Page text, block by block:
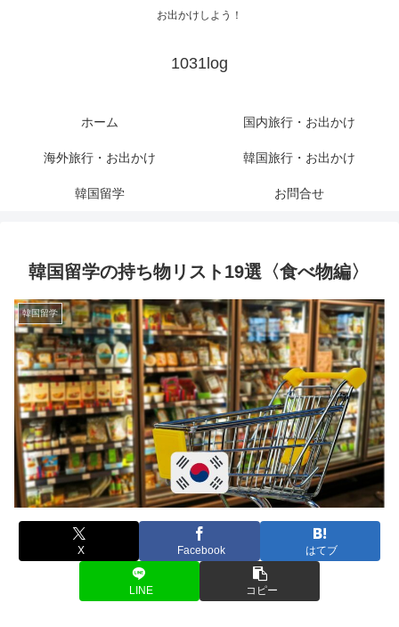
お出かけしよう！
1031log
ホーム 国内旅行・お出かけ
海外旅行・お出かけ 韓国旅行・お出かけ
韓国留学 お問合せ
韓国留学の持ち物リスト19選〈食べ物編〉
韓国留学
X Facebook はてブ
LINE コピー